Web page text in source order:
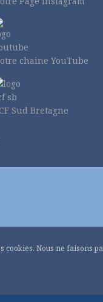
chaine YouTube
Sud Bretagne
Nous ne faisons